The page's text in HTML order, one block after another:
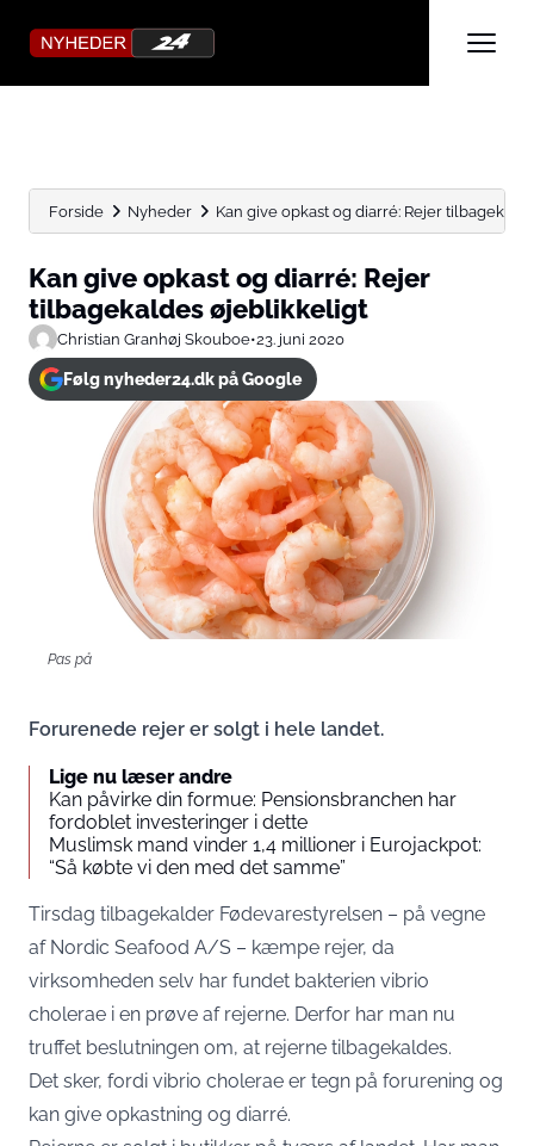
Forside Nyheder Kan give opkast og diarré: Rejer
Kan give opkast og diarré: Rejer
tilbagekaldes øjeblikkeligt
Christian Granhøj Skouboe•23. juni 2020
Følg nyheder24.dk på Google
Pas på
Forurenede rejer er solgt i hele landet.
Lige nu læser andre
Kan påvirke din formue: Pensionsbranchen har
fordoblet investeringer i dette
Muslimsk mand vinder 1,4 millioner i Eurojackpot:
“Så købte vi den med det samme”
Tirsdag tilbagekalder Fødevarestyrelsen – på vegne
af Nordic Seafood A/S – kæmpe rejer, da
virksomheden selv har fundet bakterien vibrio
cholerae i en prøve af rejerne. Derfor har man nu
truffet beslutningen om, at rejerne tilbagekaldes.
Det sker, fordi vibrio cholerae er tegn på forurening og
kan give opkastning og diarré.